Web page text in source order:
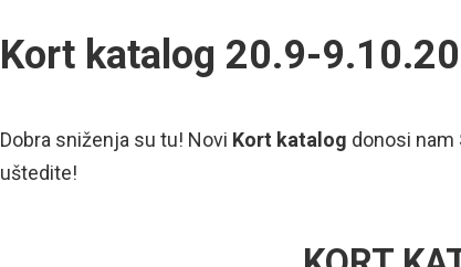
Kort katalog 20.9-
Dobra sniženja su tu! Novi Kort katalog donosi nam
uštedite!